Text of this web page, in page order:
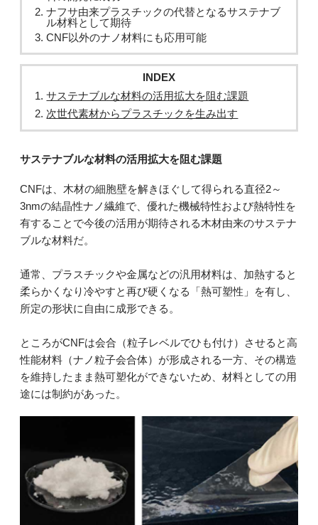
ナフサ由来プラスチックの代替となるサステナブ
ル材料として期待
CNF以外のナノ材料にも応用可能
INDEX
サステナブルな材料の活用拡大を阻む課題
次世代素材からプラスチックを生み出す
サステナブルな材料の活用拡大を阻む課題
CNFは、木材の細胞壁を解きほぐして得られる直径2～
3nmの結晶性ナノ繊維で、優れた機械特性および熱特性を
有することで今後の活用が期待される木材由来のサステナ
ブルな材料だ。
通常、プラスチックや金属などの汎用材料は、加熱すると
柔らかくなり冷やすと再び硬くなる「熱可塑性」を有し、
所定の形状に自由に成形できる。
ところがCNFは会合（粒子レベルでひも付け）させると高
性能材料（ナノ粒子会合体）が形成される一方、その構造
を維持したまま熱可塑化ができないため、材料としての用
途には制約があった。